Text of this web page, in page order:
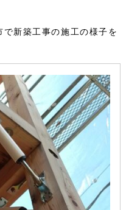
新築工事の施工の様子を